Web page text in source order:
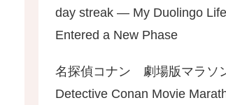
day streak — My Duolingo
Entered a New Phase
名探偵コナン 劇場版マラ
Detective Conan Movie